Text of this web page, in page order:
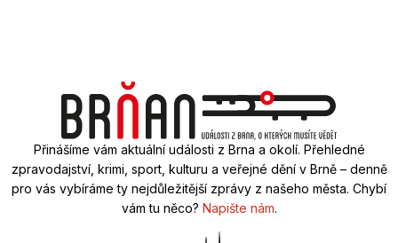
Přinášíme vám aktuální události z Brna a okolí. Přehledné
zpravodajství, krimi, sport, kulturu a veřejné dění v Brně – denně
pro vás vybíráme ty nejdůležitější zprávy z našeho města. Chybí
vám tu něco? Napište nám.